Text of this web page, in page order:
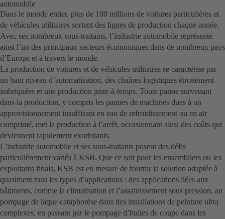
automobile
Dans le monde entier, plus de 100 millions de voitures particulières et
de véhicules utilitaires sortent des lignes de production chaque année.
Avec ses nombreux sous-traitants, l’industrie automobile représente
ainsi l’un des principaux secteurs économiques dans de nombreux pays
d’Europe et à travers le monde.
La production de voitures et de véhicules utilitaires se caractérise par
un haut niveau d’automatisation, des chaînes logistiques étroitement
imbriquées et une production juste-à-temps. Toute panne survenant
dans la production, y compris les pannes de machines dues à un
approvisionnement insuffisant en eau de refroidissement ou en air
comprimé, met la production à l’arrêt, occasionnant ainsi des coûts qui
deviennent rapidement exorbitants.
L’industrie automobile et ses sous-traitants posent des défis
particulièrement variés à KSB. Que ce soit pour les ensembliers ou les
exploitants finals, KSB est en mesure de fournir la solution adaptée à
quasiment tous les types d’applications : des applications liées aux
bâtiments, comme la climatisation et l’assainissement sous pression, au
pompage de laque cataphorèse dans des installations de peinture ultra
complexes, en passant par le pompage d’huiles de coupe dans les